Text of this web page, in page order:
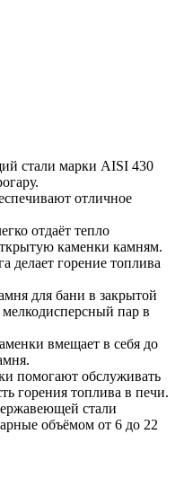
стали марки AISI 430
отличное
отдаёт тепло
каменки камням.
делает горение топлива
для бани в закрытой
мелкодисперсный пар в
вмещает в себя до
помогают обслуживать
горения топлива в печи.
стали
объёмом от 6 до 22